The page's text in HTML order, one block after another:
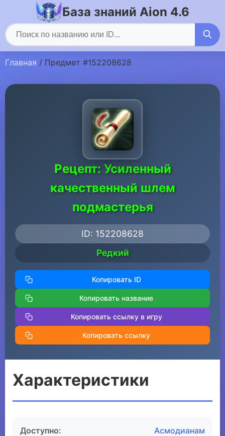
База знаний Aion 4.6
Главная / Предмет #152208628
Рецепт: Усиленный
качественный шлем
подмастерья
ID: 152208628
Редкий
Копировать ID
Копировать название
Копировать ссылку в игру
Копировать ссылку
Характеристики
Доступно: Асмодианам